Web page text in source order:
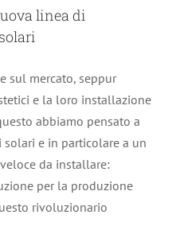
linea di
sul mercato, seppur
e la loro installazione
abbiamo pensato a
e in particolare a un
da installare:
per la produzione
rivoluzionario